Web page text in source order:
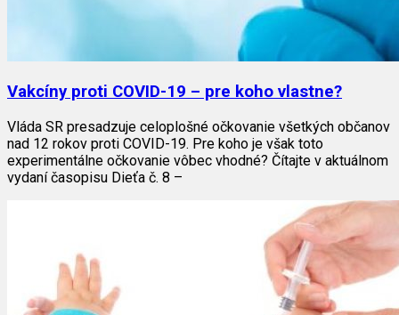
Vakcíny proti COVID-19 – pre koho vlastne?
Vláda SR presadzuje celoplošné očkovanie všetkých občanov
nad 12 rokov proti COVID-19. Pre koho je však toto
experimentálne očkovanie vôbec vhodné? Čítajte v aktuálnom
vydaní časopisu Dieťa č. 8 –